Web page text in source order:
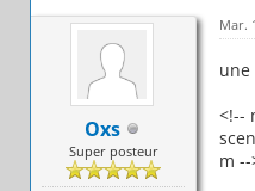
Oxs
Super posteur
Mar.
une
<!--
m --